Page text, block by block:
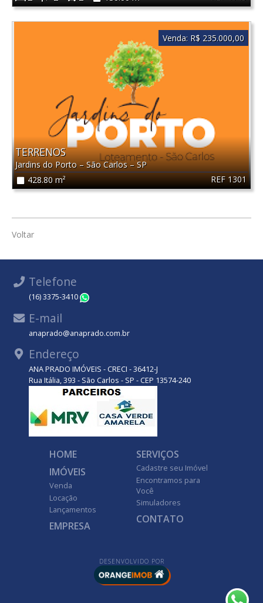
REF 1301
TERRENOS
Jardins do Porto–São Carlos–SP
428.80 m²
Venda: R$ 235.000,00
Voltar
Telefone
(16) 3375-3410
E-mail
anaprado@anaprado.com.br
Endereço
ANA PRADO IMÓVEIS - CRECI - 36412-J
Rua Itália, 393 - São Carlos - SP - CEP 13574-240
HOME
IMÓVEIS
Venda
Locação
Lançamentos
EMPRESA
SERVIÇOS
Cadastre seu Imóvel
Encontramos para
Você
Simuladores
CONTATO
DESENVOLVIDO POR